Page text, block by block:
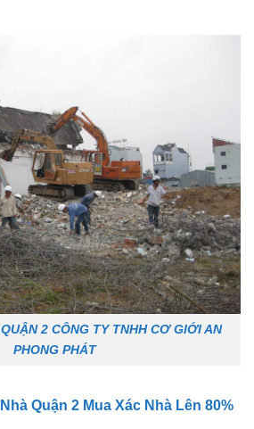
2 CÔNG TY TNHH CƠ GIỚI AN
PHONG PHÁT
Quận 2 Mua Xác Nhà Lên 80%